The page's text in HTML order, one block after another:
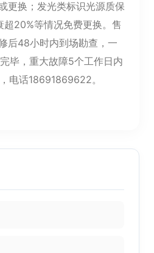
更换；发光类标识光源质保
20%等情况免费更换。售
后48小时内到场勘查，一
毕，重大故障5个工作日内
电话18691869622。